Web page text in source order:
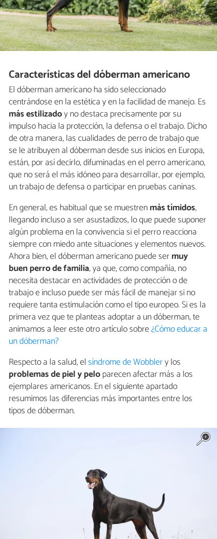
Características del dóberman americano
El dóberman americano ha sido seleccionado
centrándose en la estética y en la facilidad de manejo. Es
más estilizadoy no destaca precisamente por su
impulso hacia la protección, la defensa o el trabajo. Dicho
de otra manera, las cualidades de perro de trabajo que
se le atribuyen al dóberman desde sus inicios en Europa,
están, por así decirlo, difuminadas en el perro americano,
que no será el más idóneo para desarrollar, por ejemplo,
un trabajo de defensa o participar en pruebas caninas.
En general, es habitual que se muestrenmás tímidos,
llegando incluso a ser asustadizos, lo que puede suponer
algún problema en la convivencia si el perro reacciona
siempre con miedo ante situaciones y elementos nuevos.
Ahora bien, el dóberman americano puede sermuy
buen perro de familia, ya que, como compañía, no
necesita destacar en actividades de protección o de
trabajo e incluso puede ser más fácil de manejar si no
requiere tanta estimulación como el tipo europeo. Si es la
primera vez que te planteas adoptar a un dóberman, te
animamos a leer este otro artículo sobre¿Cómo educar a
un dóberman?
Respecto a la salud, elsíndrome de Wobblery los
problemas de piel y peloparecen afectar más a los
ejemplares americanos. En el siguiente apartado
resumimos las diferencias más importantes entre los
tipos de dóberman.